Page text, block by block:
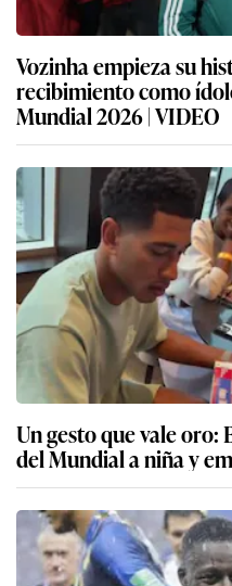
Vozinha empieza su
recibimiento como
Mundial 2026 | VIDEO
Un gesto que vale
del Mundial a niña y